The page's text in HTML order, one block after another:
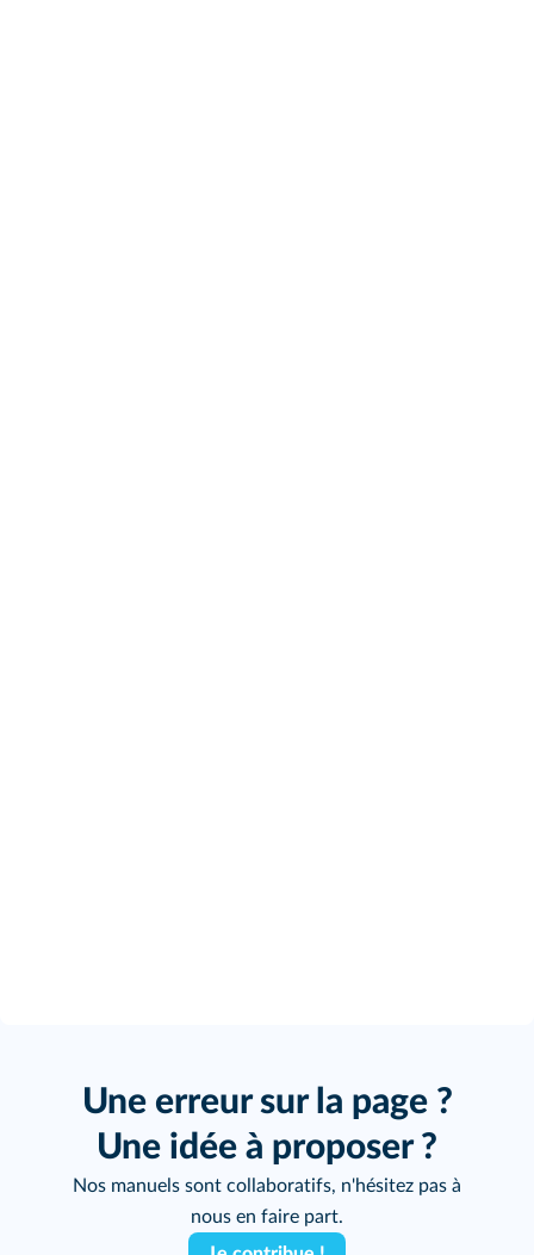
Une erreur sur la page ?
Une idée à proposer ?
Nos manuels sont collaboratifs, n'hésitez pas à
nous en faire part.